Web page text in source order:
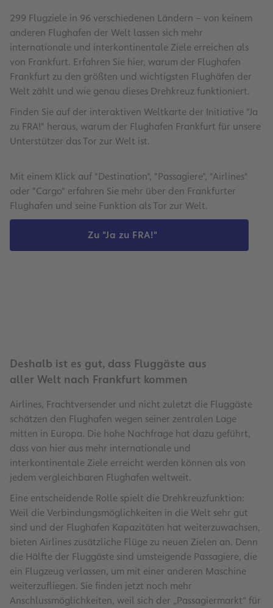
299 Flugziele in 96 verschiedenen Ländern – von keinem
anderen Flughafen der Welt lassen sich mehr
internationale und interkontinentale Ziele erreichen als
von Frankfurt. Erfahren Sie hier, warum der Flughafen
Frankfurt zu den größten und wichtigsten Flughäfen der
Welt zählt und wie genau dieses Drehkreuz funktioniert.
Finden Sie auf der interaktiven Weltkarte der Initiative "Ja
zu FRA!" heraus, warum der Flughafen Frankfurt für unsere
Unterstützer das Tor zur Welt ist.
Mit einem Klick auf "Destination", "Passagiere", "Airlines"
oder "Cargo" erfahren Sie mehr über den Frankfurter
Flughafen und seine Funktion als Tor zur Welt.
Zu "Ja zu FRA!"
Deshalb ist es gut, dass Fluggäste aus
aller Welt nach Frankfurt kommen
Airlines, Frachtversender und nicht zuletzt die Fluggäste
schätzen den Flughafen wegen seiner zentralen Lage
mitten in Europa. Die hohe Nachfrage hat dazu geführt,
dass von hier aus mehr internationale und
interkontinentale Ziele erreicht werden können als von
jedem vergleichbaren Flughafen weltweit.
Eine entscheidende Rolle spielt die Drehkreuzfunktion:
Weil die Verbindungsmöglichkeiten in die Welt sehr gut
sind und der Flughafen Kapazitäten hat weiterzuwachsen,
bieten Airlines zusätzliche Flüge zu neuen Zielen an. Denn
die Hälfte der Fluggäste sind umsteigende Passagiere, die
ein Flugzeug verlassen, um mit einer anderen Maschine
weiterzufliegen. Sie finden jetzt noch mehr
Anschlussmöglichkeiten, weil sich der „Passagiermarkt“ für